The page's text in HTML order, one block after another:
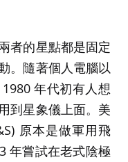
者的星點都是固定
。隨著個人電腦以
年代初有人想
到星象儀上面。美
原本是做軍用飛
年嘗試在老式陰極